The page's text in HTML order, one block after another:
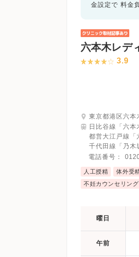
金設定で 料金
六本木レデ
3.9
東京都港区六本
日比谷線「六
都営大江戸線
千代田線「乃
電話番号：
人工授精 体外受
不妊カウンセリング
曜日
午前